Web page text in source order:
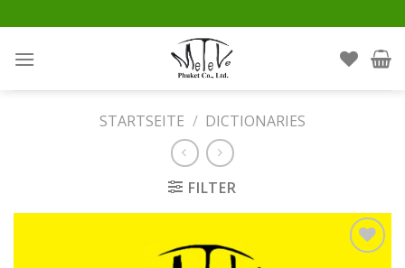
to
content
STARTSEITE / DICTIONARIES
FILTER